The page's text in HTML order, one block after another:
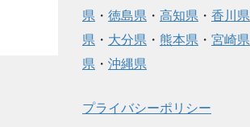
県 ・ 徳島県 ・ 高知県 ・ 香川県
県 ・ 大分県 ・ 熊本県 ・ 宮崎県
県 ・ 沖縄県
プライバシーポリシー